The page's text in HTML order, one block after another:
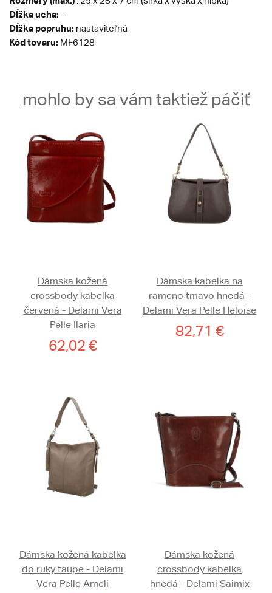
Dĺžka ucha: -
Dĺžka popruhu: nastaviteľná
Kód tovaru: MF6128
mohlo by sa vám taktiež páčiť
Dámska kožená
crossbody kabelka
červená - Delami Vera
Pelle Ilaria
62,02 €
Dámska kabelka na
rameno tmavo hnedá -
Delami Vera Pelle Heloise
82,71 €
Dámska kožená kabelka
do ruky taupe - Delami
Vera Pelle Ameli
Dámska kožená
crossbody kabelka
hnedá - Delami Saimix